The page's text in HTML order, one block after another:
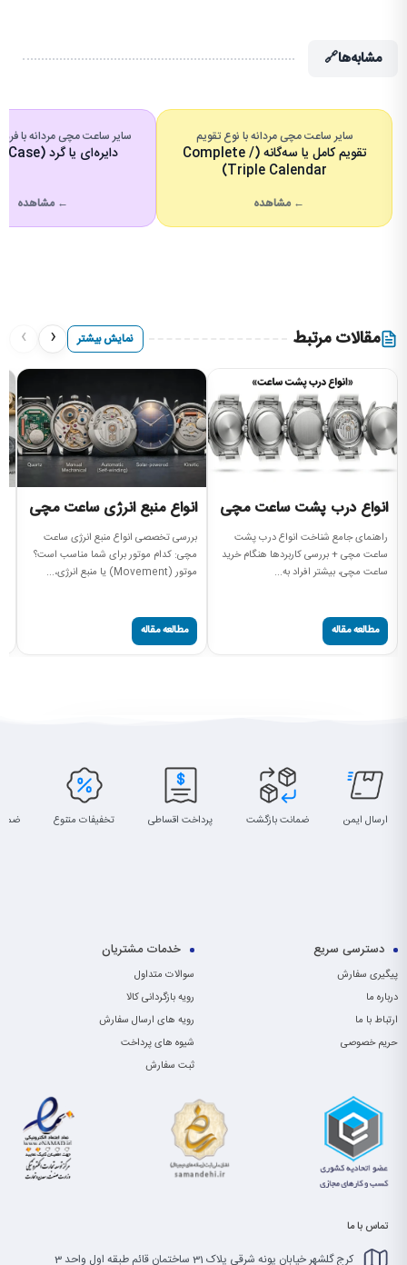
مشابه‌ها🔗
سایر ساعت مچی مردانه با نوع تقویم
تقویم کامل یا سه‌گانه (Complete /
Triple Calendar)
← مشاهده
سایر ساعت مچی مردانه با
دایره‌ای یا گرد (Round Case)
← مشاهده
مقالات مرتبط نمایش بیشتر ‹
›
انواع درب پشت ساعت مچی
راهنمای جامع شناخت انواع درب پشت
ساعت مچی + بررسی کاربردها هنگام خرید
ساعت مچی، بیشتر افراد به...
مطالعه مقاله
انواع منبع انرژی ساعت مچی
بررسی تخصصی انواع منبع انرژی ساعت
مچی: کدام موتور برای شما مناسب است؟
موتور (Movement) یا منبع انرژی،...
مطالعه مقاله
ارسال ایمن ضمانت بازگشت پرداخت اقساطی تخفیفات متنوع
دسترسی سریع
پیگیری سفارش
درباره ما
ارتباط با ما
حریم خصوصی
خدمات مشتریان
سوالات متداول
رویه بازگردانی کالا
رویه های ارسال سفارش
شیوه های پرداخت
ثبت سفارش
تماس با ما
کرج گلشهر خیابان پونه شرقی پلاک 31 ساختمان قائم طبقه اول واحد 3